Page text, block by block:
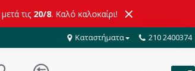
τις 20/8. Καλό καλοκαίρι!
Καταστήματα 210 2400374